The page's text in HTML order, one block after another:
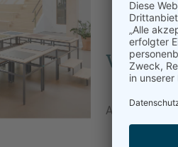
VPAX -
Auch als